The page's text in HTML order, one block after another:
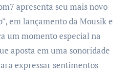
apresenta seu mais novo
em lançamento da Mousik e
um momento especial na
aposta em uma sonoridade
expressar sentimentos